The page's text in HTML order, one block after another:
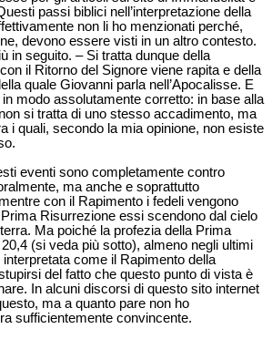
passi biblici nell’interpretazione della
non li ho menzionati perché,
devono essere visti in un altro contesto.
in seguito. – Si tratta dunque della
il Ritorno del Signore viene rapita e della
quale Giovanni parla nell’Apocalisse. E
modo assolutamente corretto: in base alla
si tratta di uno stesso accadimento, ma
i quali, secondo la mia opinione, non esiste
eventi sono completamente contro
ma anche e soprattutto
con il Rapimento i fedeli vengono
Risurrezione essi scendono dal cielo
Ma poiché la profezia della Prima
(si veda più sotto), almeno negli ultimi
come il Rapimento della
del fatto che questo punto di vista è
In alcuni discorsi di questo sito internet
ma a quanto pare non ho
sufficientemente convincente.